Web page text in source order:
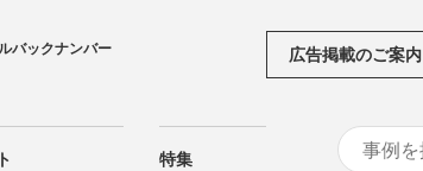
バックナンバー 広告掲載のご案内
特集